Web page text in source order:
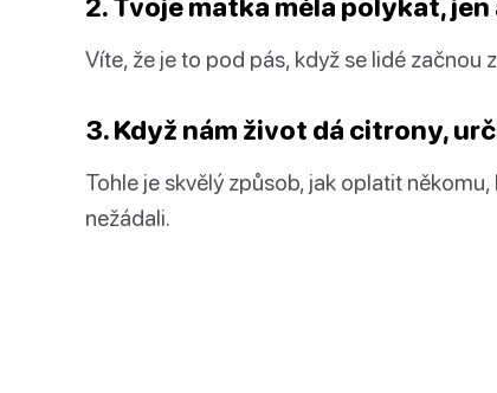
2. Tvoje matka měla polykat,
Víte, že je to pod pás, když se lidé začnou
3. Když nám život dá citrony,
Tohle je skvělý způsob, jak oplatit
nežádali.